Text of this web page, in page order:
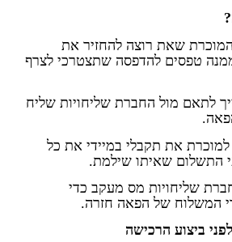
שאת רוצה להחזיר את
טפסים להדפסה שתצטרכי לצרף
לתאם מול החברת שליחויות שליח
את תקבלי במיידי את כל
התשלום שאיתו שילמת.
שליחויות מס מעקב כדי
המשלוח של הפאה חזרה.
ביצוע הרכישה